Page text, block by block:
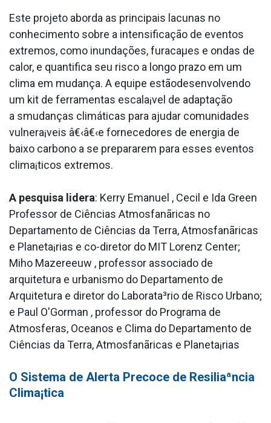
Este projeto aborda as principais lacunas no
conhecimento sobre a intensificação de eventos
extremos, como inundações, furacaµes e ondas de
calor, e quantifica seu risco a longo prazo em um
clima em mudança. A equipe estãodesenvolvendo
um kit de ferramentas escala¡vel de adaptação
a smudanças climáticas para ajudar comunidades
vulnera¡veis â€‹â€‹e fornecedores de energia de
baixo carbono a se prepararem para esses eventos
clima¡ticos extremos.
A pesquisa lidera: Kerry Emanuel , Cecil e Ida Green
Professor de Ciências Atmosfanãricas no
Departamento de Ciências da Terra, Atmosfanãricas
e Planeta¡rias e co-diretor do MIT Lorenz Center;
Miho Mazereeuw , professor associado de
arquitetura e urbanismo do Departamento de
Arquitetura e diretor do Laborata³rio de Risco Urbano;
e Paul O'Gorman , professor do Programa de
Atmosferas, Oceanos e Clima do Departamento de
Ciências da Terra, Atmosfanãricas e Planeta¡rias
O Sistema de Alerta Precoce de Resiliaªncia
Clima¡tica